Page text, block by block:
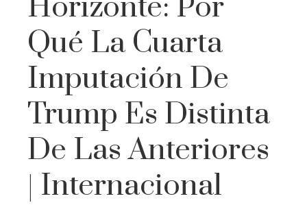
Qué La Cuarta
Imputación De
Trump Es Distinta
De Las Anteriores
| Internacional